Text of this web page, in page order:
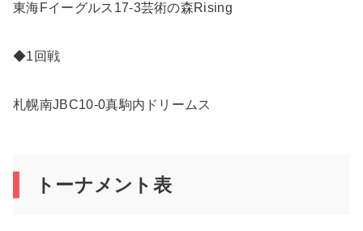
東海Fイーグルス17-3芸術の森Rising
◆1回戦
札幌南JBC10-0真駒内ドリームス
トーナメント表